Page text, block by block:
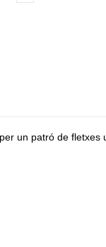
un patró de fletxes